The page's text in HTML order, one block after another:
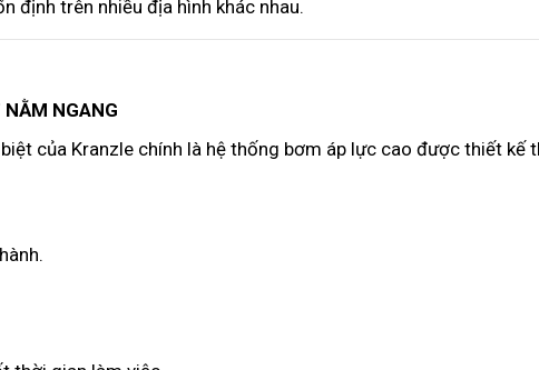
định trên nhiều địa hình khác nhau.
NẰM NGANG
của Kranzle chính là hệ thống bơm áp lực cao được thiết kế